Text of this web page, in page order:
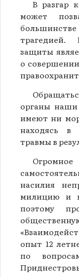
В разгар
может
защиты
о
органы
имеют ни
находясь в
травмы в
насилия
милицию и
поэтому
опыт 12
по